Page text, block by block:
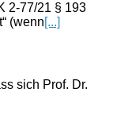
2-77/21 § 193
(wenn[...]
sich Prof. Dr.